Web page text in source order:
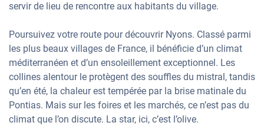
servir de lieu de rencontre aux habitants du village.
Poursuivez votre route pour découvrir Nyons. Classé parmi
les plus beaux villages de France, il bénéficie d’un climat
méditerranéen et d’un ensoleillement exceptionnel. Les
collines alentour le protègent des souffles du mistral, tandis
qu’en été, la chaleur est tempérée par la brise matinale du
Pontias. Mais sur les foires et les marchés, ce n’est pas du
climat que l’on discute. La star, ici, c’est l’olive.